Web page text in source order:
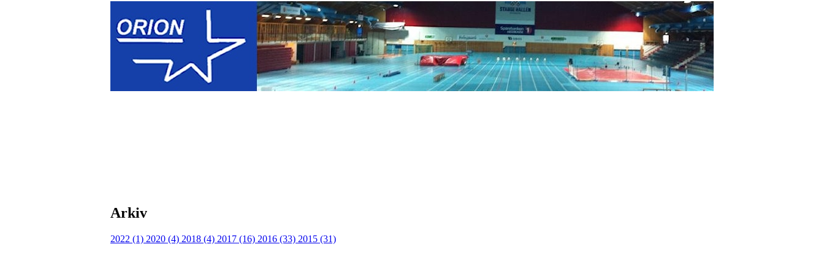
Arkiv
2022 (1) 2020 (4) 2018 (4) 2017 (16) 2016 (33) 2015 (31)